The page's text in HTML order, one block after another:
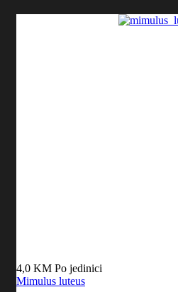
4,0 KM Po jedinici
Mimulus luteus